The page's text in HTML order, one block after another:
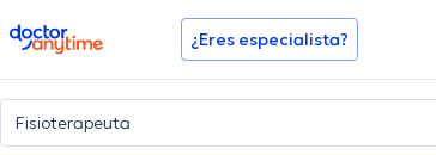
doctoranytime ¿Eres especialista?